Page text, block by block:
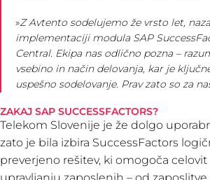
»Z Avtento sodelujemo že vrsto let,
implementaciji modula SAP
Central. Ekipa nas odlično pozna –
vsebino in način delovanja, kar je
uspešno sodelovanje. Prav zato so za
ZAKAJ SAP SUCCESSFACTORS?
Telekom Slovenije je že dolgo
zato je bila izbira SuccessFactors
preverjeno rešitev, ki omogoča